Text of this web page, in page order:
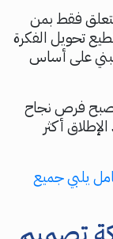
يتعلق فقط بمن
تحويل الفكرة
على أساس
تصبح فرص نجاح
أكثر
يلبي جميع